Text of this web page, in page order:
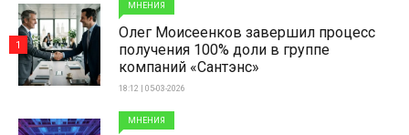
МНЕНИЯ
Олег Моисеенков завершил процесс
получения 100% доли в группе
компаний «Сантэнс»
18:12 | 05-03-2026
1
МНЕНИЯ